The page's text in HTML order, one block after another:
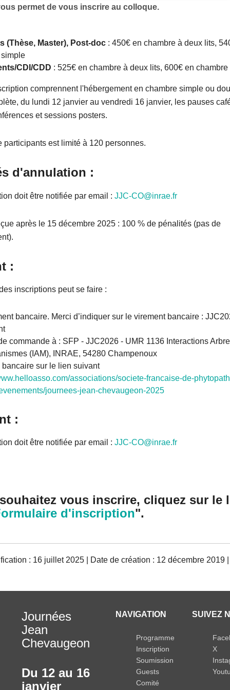
permet de vous inscrire au colloque.
(Thèse, Master), Post-doc : 450€ en chambre à deux lits,
CDI/CDD : 525€ en chambre à deux lits, 600€ en
comprennent l'hébergement en chambre simple ou
du lundi 12 janvier au vendredi 16 janvier, les pauses
et sessions posters.
participants est limité à 120 personnes.
d'annulation :
doit être notifiée par email : JJC-CO@inrae.fr
après le 15 décembre 2025 : 100 % de pénalités (pas de
:
inscriptions peut se faire :
bancaire. Merci d’indiquer sur le virement bancaire :
commande à : SFP - JJC2026 - UMR 1136 Interactions
(IAM), INRAE, 54280 Champenoux
bancaire sur le lien suivant
associations/societe-francaise-de-
journees-jean-chevaugeon-2025
:
doit être notifiée par email :JJC-CO@inrae.fr
vous inscrire, cliquez sur le
d'inscription".
: 16 juillet 2025 | Date de création : 12 décembre 2019
Journées
Jean
Chevaugeon
Du 12 au 16
janvier
NAVIGATION
Programme
Inscription
Soumission
Guests
Comité
SUIVEZ
X